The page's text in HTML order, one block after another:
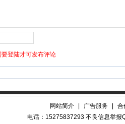
网站简介 广告服务
合
电话：15275837293 不良信息举